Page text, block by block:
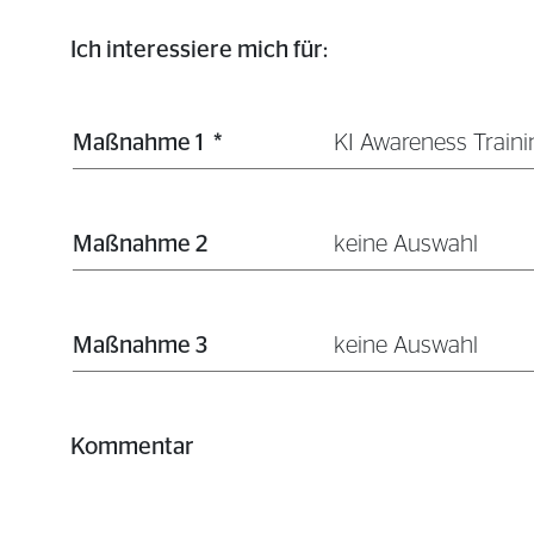
Ich interessiere mich für:
Maßnahme 1 * KI Awareness
Maßnahme 2 keine Auswahl
Maßnahme 3 keine Auswahl
Kommentar